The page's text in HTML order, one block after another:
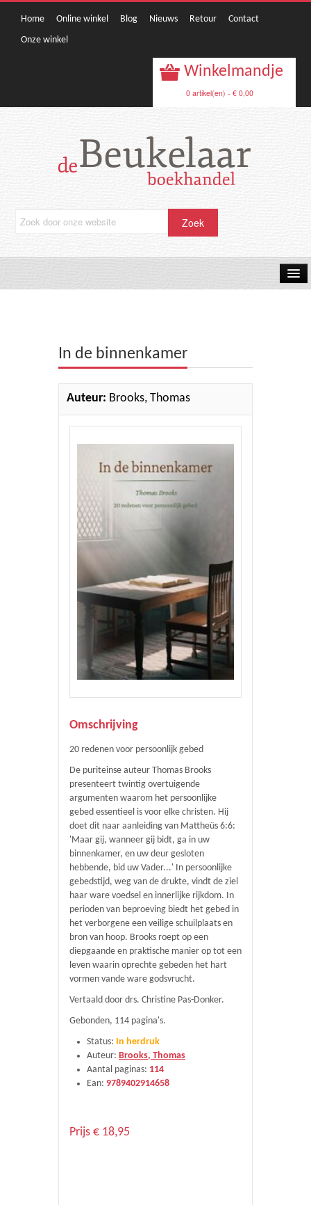
Home Online winkel Blog Nieuws Retour
Contact
Onze winkel
Winkelmandje
0 artikel(en) - € 0,00
Ethiek en Pastoraal
Kinderen en Jeugd
In de binnenkamer
Auteur: Brooks, Thomas
Omschrijving
20 redenen voor persoonlijk gebed
De puriteinse auteur Thomas Brooks
presenteert twintig overtuigende
argumenten waarom het persoonlijke
gebed essentieel is voor elke christen. Hij
doet dit naar aanleiding van Mattheüs 6:6:
'Maar gij, wanneer gij bidt, ga in uw
binnenkamer, en uw deur gesloten
hebbende, bid uw Vader...' In persoonlijke
gebedstijd, weg van de drukte, vindt de ziel
haar ware voedsel en innerlijke rijkdom. In
perioden van beproeving biedt het gebed in
het verborgene een veilige schuilplaats en
bron van hoop. Brooks roept op een
diepgaande en praktische manier op tot een
leven waarin oprechte gebeden het hart
vormen vande ware godsvrucht.
Vertaald door drs. Christine Pas-Donker.
Gebonden, 114 pagina's.
Status: In herdruk
Auteur: Brooks, Thomas
Aantal paginas: 114
Ean: 9789402914658
Prijs € 18,95